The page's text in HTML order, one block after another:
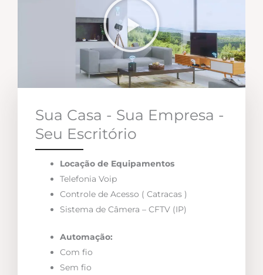
Sua Casa - Sua Empresa -
Seu Escritório
Locação de Equipamentos
Telefonia Voip
Controle de Acesso ( Catracas )
Sistema de Câmera – CFTV (IP)
Automação:
Com fio
Sem fio